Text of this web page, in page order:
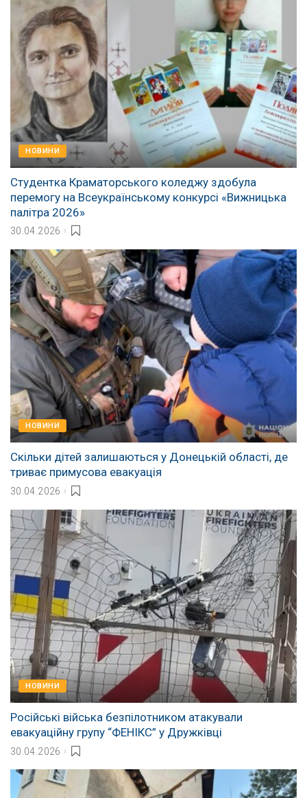
НОВИНИ
Студентка Краматорського коледжу здобула
перемогу на Всеукраїнському конкурсі «Вижницька
палітра 2026»
30.04.2026
НОВИНИ
Скільки дітей залишаються у Донецькій області, де
триває примусова евакуація
30.04.2026
НОВИНИ
Російські війська безпілотником атакували
евакуаційну групу “ФЕНІКС” у Дружківці
30.04.2026